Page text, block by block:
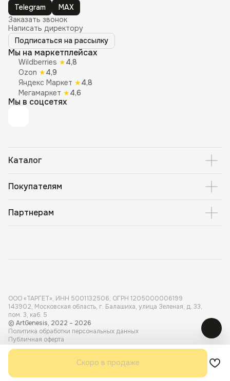
Telegram
MAX
Заказать звонок
Написать директору
Подписаться на рассылку
Мы на маркетплейсах
Wildberries ★4,8
Ozon ★4,9
Яндекс Маркет ★4,8
Мегамаркет ★4,6
Мы в соцсетях
Каталог
Покупателям
Партнерам
ООО «ТАРГЕТ», ИНН 5001 132506, ОГРН 1205000006199
143902, Московская область, г. Балашиха, улица Зеленая, д. 33,
пом. 3, каб. 5
© ArtGenesis, 2022 – 2026
Политика обработки персональных данных
Публичная оферта
Карта сайта
Dmitry Tretyakov